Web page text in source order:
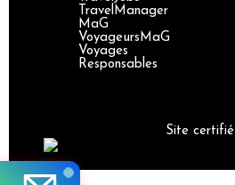
TravelManager
MaG
VoyageursMaG
Voyages
Responsables
Site certifié